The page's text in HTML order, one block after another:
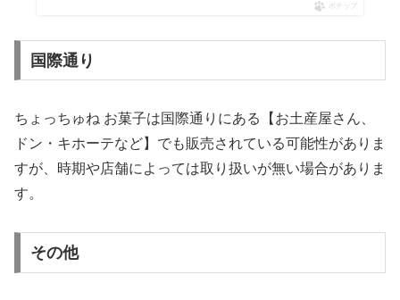
ポチップ
国際通り
ちょっちゅね お菓子は国際通りにある【お土産屋さん、
ドン・キホーテなど】でも販売されている可能性がありま
すが、時期や店舗によっては取り扱いが無い場合がありま
す。
その他